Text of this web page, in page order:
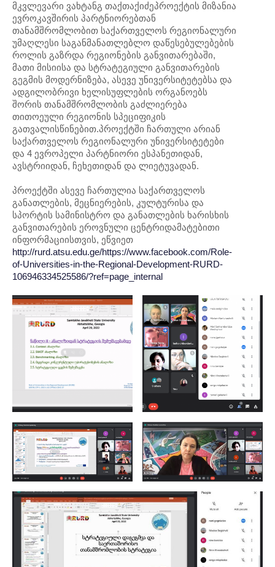
მკვლევარი ვახტანგ თაქთაქიძეპროექტის მიზანია
ევროკავშირის პარტნიორებთან
თანამშრომლობით საქართველოს რეგიონალური
უმაღლესი საგანმანათლებლო დაწესებულებების
როლის გაზრდა რეგიონების განვითარებაში,
მათი მისიისა და სტრატეგიული განვითარების
გეგმის მოდერნიზება, ასევე უნივერსიტეტებსა და
ადგილობრივი ხელისუფლების ორგანოებს
შორის თანამშრომლობის გაძლიერება
თითოეული რეგიონის სპეციფიკის
გათვალისწინებით.პროექტში ჩართული არიან
საქართველოს რეგიონალური უნივერსიტეტები
და 4 ევროპელი პარტნიორი ესპანეთიდან,
ავსტრიიდან, ჩეხეთიდან და ლიეტუვადან.
პროექტში ასევე ჩართულია საქართველოს
განათლების, მეცნიერების, კულტურისა და
სპორტის სამინისტრო და განათლების ხარისხის
განვითარების ეროვნული ცენტრიდამატებითი
ინფორმაციისთვის, ეწვიეთ
http://rurd.atsu.edu.ge/https://www.facebook.com/Role-
of-Universities-in-the-Regional-Development-RURD-
106946334525586/?ref=page_internal